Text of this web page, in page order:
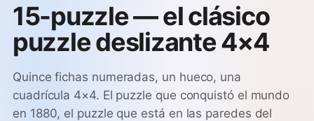
15-puzzle — el clásico
puzzle deslizante 4×4
Quince fichas numeradas, un hueco, una
cuadrícula 4×4. El puzzle que conquistó el mundo
en 1880, el puzzle que está en las paredes del